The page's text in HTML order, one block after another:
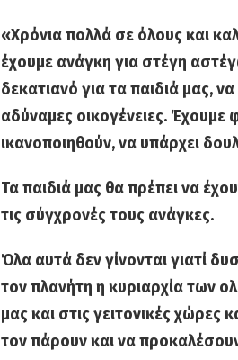
«Χρόνια πολλά σε όλους και
έχουμε ανάγκη για στέγη
δεκατιανό για τα παιδιά μας,
αδύναμες οικογένειες.
ικανοποιηθούν, να υπάρχει
Τα παιδιά μας θα πρέπει να
τις σύγχρονές τους ανάγκες.
Όλα αυτά δεν γίνονται γιατί
τον πλανήτη η κυριαρχία των
μας και στις γειτονικές χώρες
τον πάρουν και να